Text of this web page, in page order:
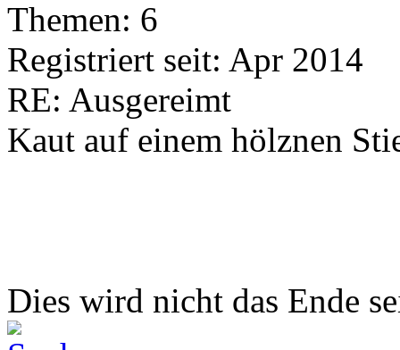
Themen: 6
Registriert seit: Apr 2014
RE: Ausgereimt
Kaut auf einem hölznen
Dies wird nicht das Ende